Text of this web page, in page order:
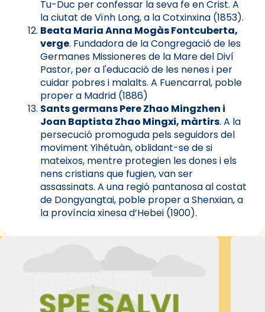
Tu-Duc per confessar la seva fe en Crist. A
la ciutat de Vïnh Long, a la Cotxinxina (1853).
Beata Maria Anna Mogàs Fontcuberta,
verge. Fundadora de la Congregació de les
Germanes Missioneres de la Mare del Diví
Pastor, per a l'educació de les nenes i per
cuidar pobres i malalts. A Fuencarral, poble
proper a Madrid (1886)
Sants germans Pere Zhao Mingzhen i
Joan Baptista Zhao Mingxi, màrtirs. A la
persecució promoguda pels seguidors del
moviment Yihétuàn, oblidant-se de si
mateixos, mentre protegien les dones i els
nens cristians que fugien, van ser
assassinats. A una regió pantanosa al costat
de Dongyangtai, poble proper a Shenxian, a
la província xinesa d’Hebei (1900).